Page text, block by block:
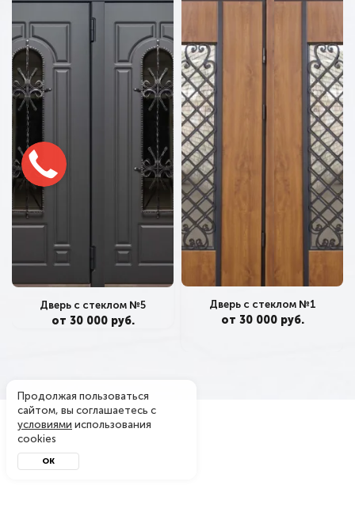
Дверь с стеклом №5
от 30 000 руб.
Дверь с стеклом №1
от 30 000 руб.
Продолжая пользоваться
сайтом, вы соглашаетесь с
условиями использования
cookies
ОК